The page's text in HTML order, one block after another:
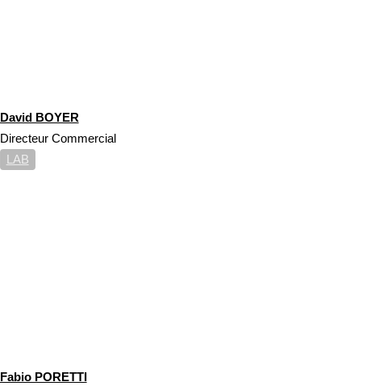
David BOYER
Directeur Commercial
LAB
Fabio PORETTI